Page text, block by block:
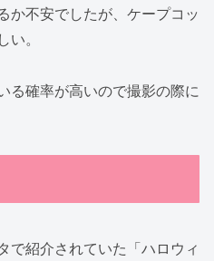
か不安でしたが、ケープコッ
。
る確率が高いので撮影の際に
で紹介されていた「ハロウィ